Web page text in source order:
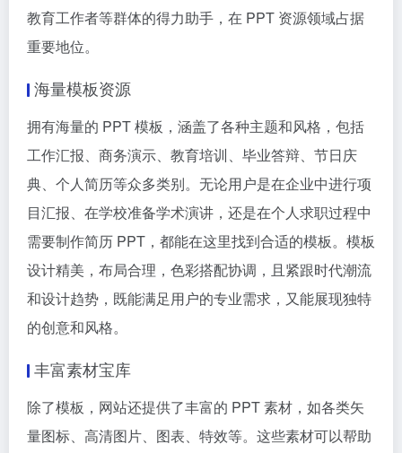
教育工作者等群体的得力助手，在 PPT 资源领域占据
重要地位。
海量模板资源
拥有海量的 PPT 模板，涵盖了各种主题和风格，包括
工作汇报、商务演示、教育培训、毕业答辩、节日庆
典、个人简历等众多类别。无论用户是在企业中进行项
目汇报、在学校准备学术演讲，还是在个人求职过程中
需要制作简历 PPT，都能在这里找到合适的模板。模板
设计精美，布局合理，色彩搭配协调，且紧跟时代潮流
和设计趋势，既能满足用户的专业需求，又能展现独特
的创意和风格。
丰富素材宝库
除了模板，网站还提供了丰富的 PPT 素材，如各类矢
量图标、高清图片、图表、特效等。这些素材可以帮助